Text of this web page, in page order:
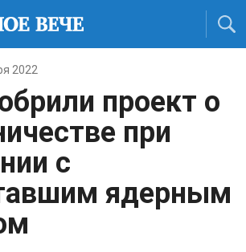
2022
проект о
при
с
ядерным